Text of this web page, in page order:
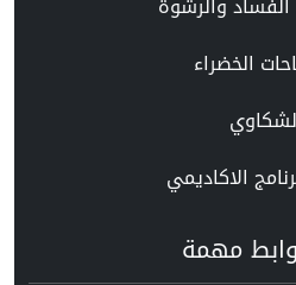
الخضراء
الاكاديمي
مهمة